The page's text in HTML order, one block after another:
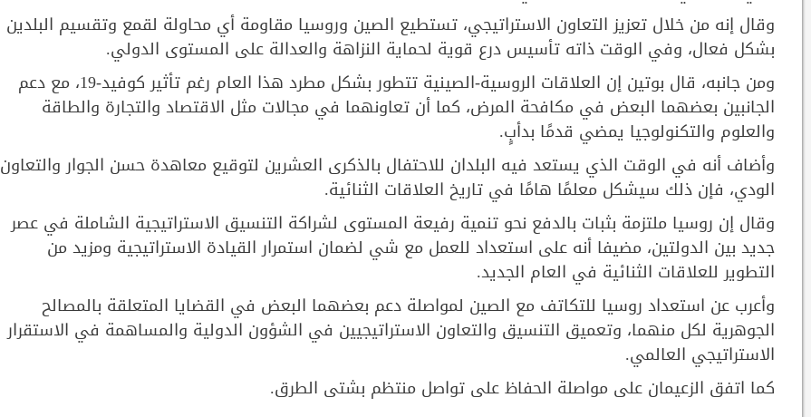
وقال إنه من خلال تعزيز التعاون الاستراتيجي، تستطيع الصين وروسيا مقاومة أي محاولة لقمع وتقسيم البلدين
بشكل فعال، وفي الوقت ذاته تأسيس درع قوية لحماية النزاهة والعدالة على المستوى الدولي.
ومن جانبه، قال بوتين إن العلاقات الروسية-الصينية تتطور بشكل مطرد هذا العام رغم تأثير كوفيد-19، مع دعم
الجانبين بعضهما البعض في مكافحة المرض، كما أن تعاونهما في مجالات مثل الاقتصاد والتجارة والطاقة
والعلوم والتكنولوجيا يمضي قدمًا بدأبٍ.
وأضاف أنه في الوقت الذي يستعد فيه البلدان للاحتفال بالذكرى العشرين لتوقيع معاهدة حسن الجوار والتعاون
الودي، فإن ذلك سيشكل معلمًا هامًا في تاريخ العلاقات الثنائية.
وقال إن روسيا ملتزمة بثبات بالدفع نحو تنمية رفيعة المستوى لشراكة التنسيق الاستراتيجية الشاملة في عصر
جديد بين الدولتين، مضيفا أنه على استعداد للعمل مع شي لضمان استمرار القيادة الاستراتيجية ومزيد من
التطوير للعلاقات الثنائية في العام الجديد.
وأعرب عن استعداد روسيا للتكاتف مع الصين لمواصلة دعم بعضهما البعض في القضايا المتعلقة بالمصالح
الجوهرية لكل منهما، وتعميق التنسيق والتعاون الاستراتيجيين في الشؤون الدولية والمساهمة في الاستقرار
الاستراتيجي العالمي.
كما اتفق الزعيمان على مواصلة الحفاظ على تواصل منتظم بشتى الطرق.